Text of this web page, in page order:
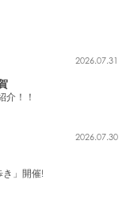
2026.07.31
介！！
2026.07.30
」開催!